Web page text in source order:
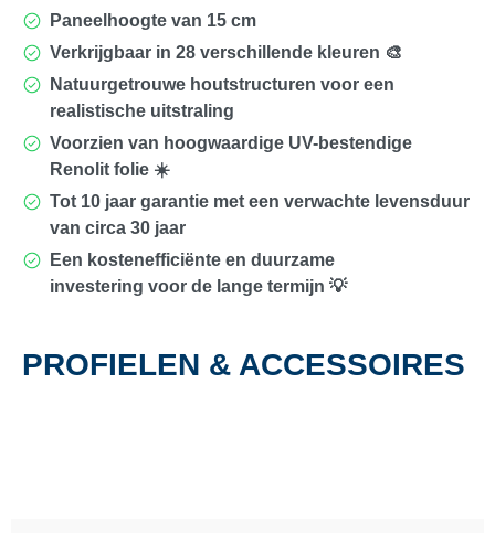
Paneelhoogte van 15 cm
Verkrijgbaar in 28 verschillende kleuren 🎨
Natuurgetrouwe houtstructuren voor een
realistische uitstraling
Voorzien van hoogwaardige UV-bestendige
Renolit folie ☀️
Tot 10 jaar garantie met een verwachte levensduur
van circa 30 jaar
Een kostenefficiënte en duurzame
investering voor de lange termijn 💡
PROFIELEN & ACCESSOIRES